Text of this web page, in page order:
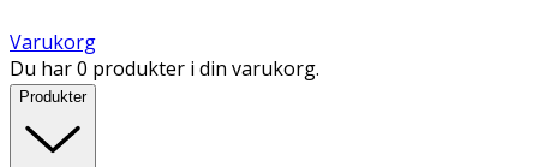
Varukorg
Du har 0 produkter i din varukorg.
Produkter